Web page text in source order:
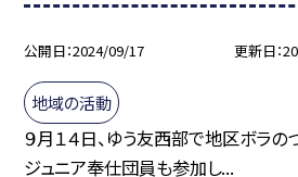
公開日 2024/09/17 更新日
地域の活動
９月１４日、ゆう友西部で地区ボラの
ジュニア奉仕団員も参加し...